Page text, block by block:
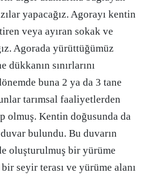
yapacağız. Agorayı kentin
veya ayıran sokak ve
Agorada yürüttüğümüz
dükkanın sınırlarını
buna 2 ya da 3 tane
tarımsal faaliyetlerden
olmuş. Kentin doğusunda da
bulundu. Bu duvarın
oluşturulmuş bir yürüme
seyir terası ve yürüme alanı